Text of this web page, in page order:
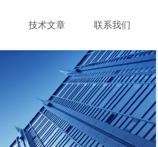
技术文章 联系我们